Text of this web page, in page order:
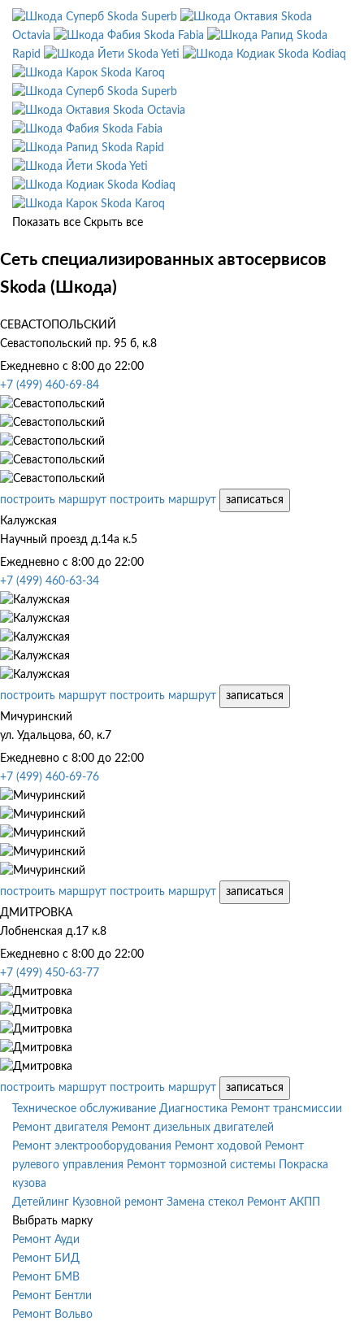
Skoda Superb
Skoda
Octavia
Skoda Fabia
Skoda
Rapid
Skoda Yeti
Skoda Kodiaq
Skoda Karoq
Skoda Superb
Skoda Octavia
Skoda Fabia
Skoda Rapid
Skoda Yeti
Skoda Kodiaq
Skoda Karoq
Показать все Скрыть все
Сеть специализированных автосервисов
Skoda (Шкода)
СЕВАСТОПОЛЬСКИЙ
Севастопольский пр. 95 б, к.8
Ежедневно с 8:00 до 22:00
+7 (499) 460-69-84
построить маршрут построить маршрут
записаться
Калужская
Научный проезд д.14а к.5
Ежедневно с 8:00 до 22:00
+7 (499) 460-63-34
построить маршрут построить маршрут
записаться
Мичуринский
ул. Удальцова, 60, к.7
Ежедневно с 8:00 до 22:00
+7 (499) 460-69-76
построить маршрут построить маршрут
записаться
ДМИТРОВКА
Лобненская д.17 к.8
Ежедневно с 8:00 до 22:00
+7 (499) 450-63-77
построить маршрут построить маршрут
записаться
Техническое обслуживание Диагностика Ремонт трансмиссии
Ремонт двигателя Ремонт дизельных двигателей
Ремонт электрооборудования Ремонт ходовой Ремонт
рулевого управления Ремонт тормозной системы
Покраска
кузова
Детейлинг Кузовной ремонт Замена стекол Ремонт АКПП
Выбрать марку
Ремонт Ауди
Ремонт БИД
Ремонт БМВ
Ремонт Бентли
Ремонт Вольво